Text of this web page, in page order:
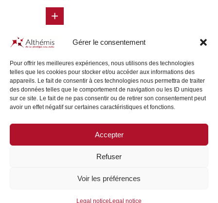
Gérer le consentement
Pour offrir les meilleures expériences, nous utilisons des technologies
telles que les cookies pour stocker et/ou accéder aux informations des
appareils. Le fait de consentir à ces technologies nous permettra de traiter
des données telles que le comportement de navigation ou les ID uniques
sur ce site. Le fait de ne pas consentir ou de retirer son consentement peut
avoir un effet négatif sur certaines caractéristiques et fonctions.
Accepter
Refuser
Voir les préférences
Legal notice Legal notice
+
GROUPE ALTHÉMIS © 2026